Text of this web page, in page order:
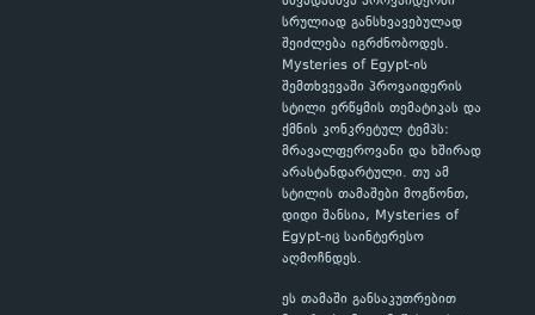
სრულიად განსხვავებულად
შეიძლება იგრძნობოდეს.
Mysteries of Egypt-ის
შემთხვევაში პროვაიდერის
სტილი ერწყმის თემატიკას და
ქმნის კონკრეტულ ტემპს:
მრავალფეროვანი და ხშირად
არასტანდარტული. თუ ამ
სტილის თამაშები მოგწონთ,
დიდი შანსია, Mysteries of
Egypt-იც საინტერესო
აღმოჩნდეს.
ეს თამაში განსაკუთრებით